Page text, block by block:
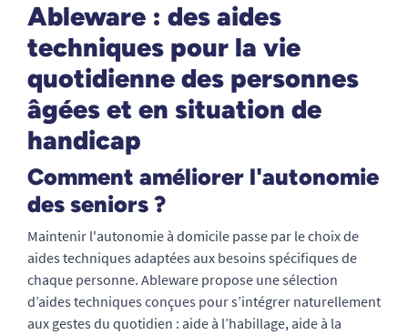
Ableware : des aides
techniques pour la vie
quotidienne des personnes
âgées et en situation de
handicap
Comment améliorer l'autonomie
des seniors ?
Maintenir l'autonomie à domicile passe par le choix de
aides techniques adaptées aux besoins spécifiques de
chaque personne. Ableware propose une sélection
d’aides techniques conçues pour s’intégrer naturellement
aux gestes du quotidien : aide à l’habillage, aide à la